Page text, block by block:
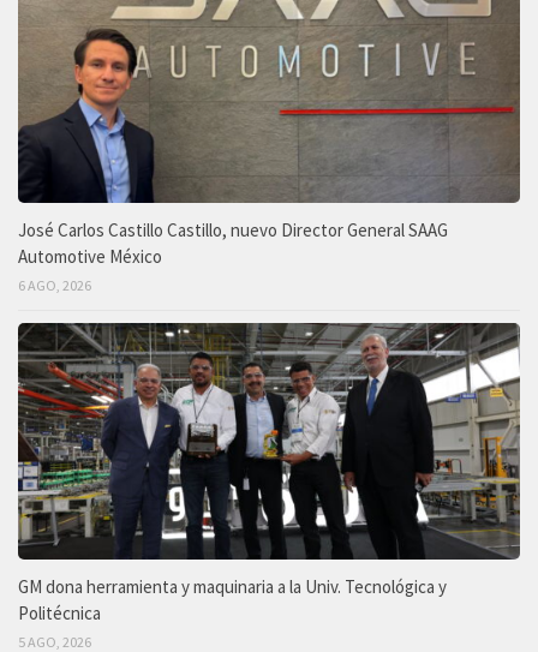
José Carlos Castillo Castillo, nuevo Director General SAAG
Automotive México
6 AGO, 2026
GM dona herramienta y maquinaria a la Univ. Tecnológica y
Politécnica
5 AGO, 2026